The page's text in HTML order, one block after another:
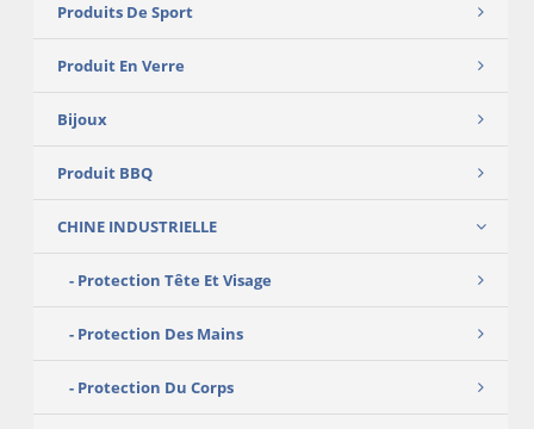
Produits De Sport
Produit En Verre
Bijoux
Produit BBQ
CHINE INDUSTRIELLE
Protection Tête Et Visage
Protection Des Mains
Protection Du Corps